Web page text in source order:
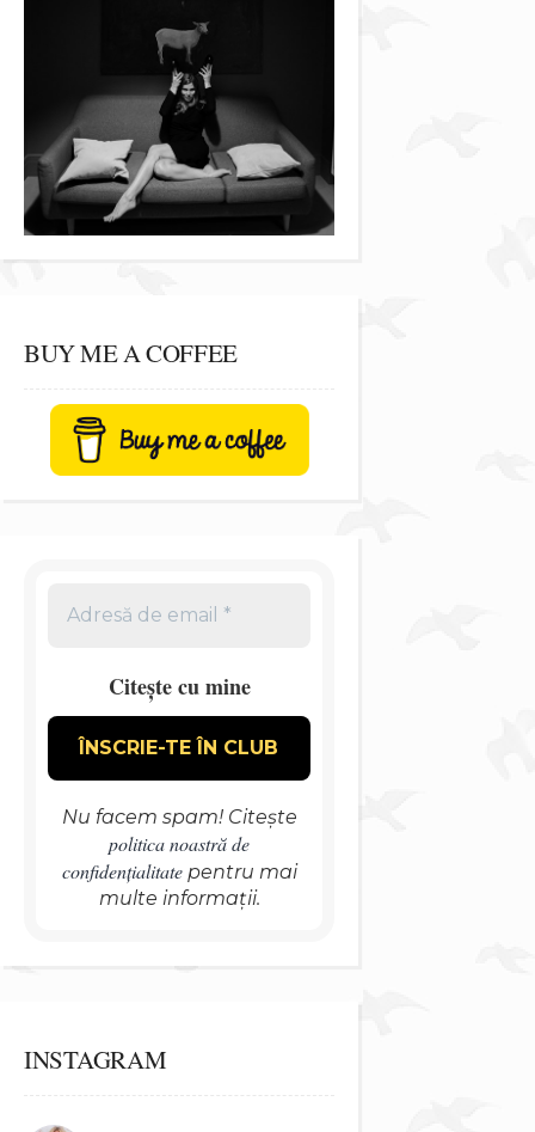
BUY ME A COFFEE
Citește cu mine
Nu facem spam! Citește
politica noastră de
confidențialitatepentru mai
multe informații.
INSTAGRAM